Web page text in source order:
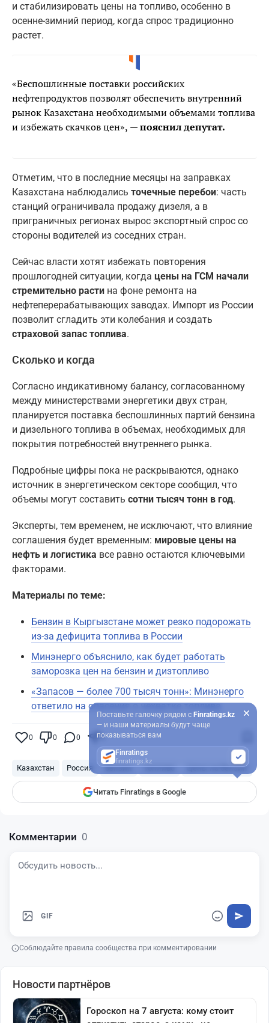
и стабилизировать цены на топливо, особенно в
осенне-зимний период, когда спрос традиционно
растет.
«Беспошлинные поставки российских
нефтепродуктов позволят обеспечить внутренний
рынок Казахстана необходимыми объемами топлива
и избежать скачков цен», — пояснил депутат.
Отметим, что в последние месяцы на заправках
Казахстана наблюдались точечные перебои: часть
станций ограничивала продажу дизеля, а в
приграничных регионах вырос экспортный спрос со
стороны водителей из соседних стран.
Сейчас власти хотят избежать повторения
прошлогодней ситуации, когда цены на ГСМ начали
стремительно расти на фоне ремонта на
нефтеперерабатывающих заводах. Импорт из России
позволит сгладить эти колебания и создать
страховой запас топлива.
Сколько и когда
Согласно индикативному балансу, согласованному
между министерствами энергетики двух стран,
планируется поставка беспошлинных партий бензина
и дизельного топлива в объемах, необходимых для
покрытия потребностей внутреннего рынка.
Подробные цифры пока не раскрываются, однако
источник в энергетическом секторе сообщил, что
объемы могут составить сотни тысяч тонн в год.
Эксперты, тем временем, не исключают, что влияние
соглашения будет временным: мировые цены на
нефть и логистика все равно остаются ключевыми
факторами.
Материалы по теме:
Бензин в Кыргызстане может резко подорожать
из-за дефицита топлива в России
Минэнерго объяснило, как будет работать
заморозка цен на бензин и дизтопливо
«Запасов — более 700 тысяч тонн»: Минэнерго
ответило на опасения о нехватке топлива
0 0 0 0
Казахстан Россия бензин топливо Цены на бензин
Читать Finratings в Google
Поставьте галочку рядом с Finratings.kz
— и наши материалы будут чаще
показываться вам
Finratings
finratings.kz
Комментарии 0
GIF
Соблюдайте правила сообщества при комментировании